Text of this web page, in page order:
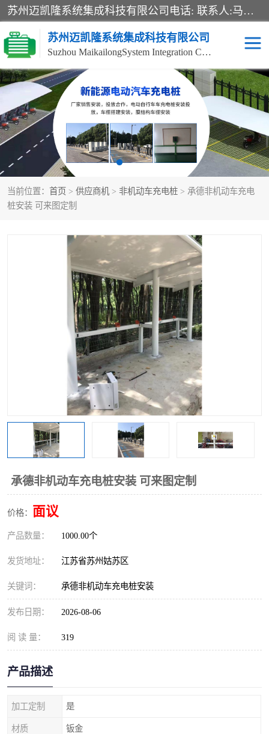
苏州迈凯隆系统集成科技有限公司电话: 联系人:马杰森 销售安装视频监控、报警系统、电话交换机、门禁考勤、巡更系统、呼叫对讲系统、停车场道闸、智能家居、广播系统、综合布线、办公设备、电子商务软件、网络工程、酒店门锁系列 系统集成、VOD视频点播、LED显示屏、节能产品、USP电源、收银机等弱电及智能化项目。
苏州迈凯隆系统集成科技有限公司
Suzhou MaikailongSystem Integration Co., Ltd.
当前位置： 首页 > 供应商机 > 非机动车充电桩 > 承德非机动车充电
桩安装 可来图定制
承德非机动车充电桩安装 可来图定制
价格： 面议
产品数量： 1000.00个
发货地址： 江苏省苏州姑苏区
关键词： 承德非机动车充电桩安装
发布日期： 2026-08-06
阅 读 量： 319
产品描述
加工定制 是
材质 钣金
非机动车充电桩 电瓶车充电桩
电动自行车充电桩 两轮电动车充电桩
充电桩